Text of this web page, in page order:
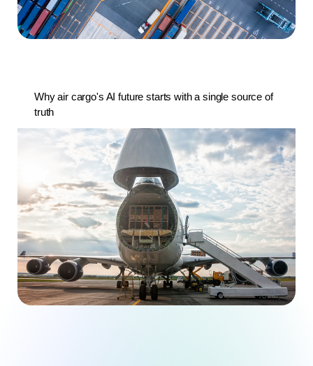
Why air cargo's AI future starts with a single source of
truth